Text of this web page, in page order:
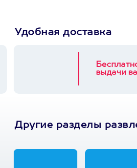
Удобная доставка
выдачи
Другие разделы